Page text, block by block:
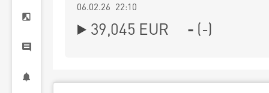
06.02.26 22:10
39,045 EUR - (-)